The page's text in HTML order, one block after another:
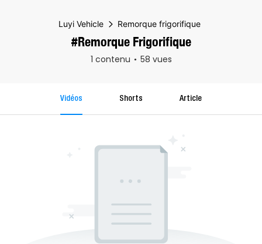
Luyi Vehicle Remorque frigorifique
#Remorque Frigorifique
1 contenu 58 vues
Vidéos Shorts Article